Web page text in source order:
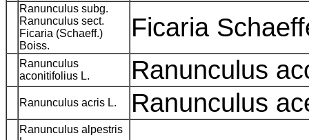
Ranunculus subg.
Ranunculus sect.
Ficaria (Schaeff.)
Boiss.
Ficaria
Ranunculus
aconitifolius L.
Ranunculus
Ranunculus acris L. Ranunculus
Ranunculus alpestris